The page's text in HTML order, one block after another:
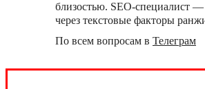
близостью. SEO-специалист
через текстовые факторы
По всем вопросам в Телеграм